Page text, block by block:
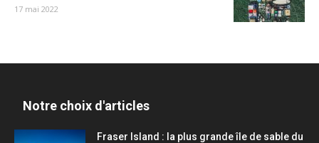
17 mai 2022
Notre choix d'articles
Fraser Island : la plus grande île de sable du